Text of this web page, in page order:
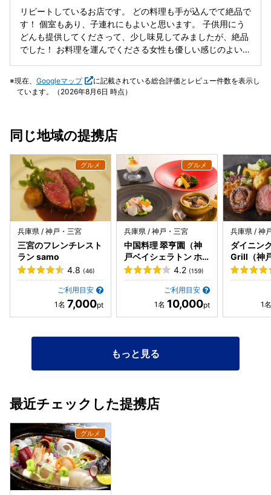
う少し高めな日本酒を置いて欲しいなと思いました。ただ、
総じて満足しており、リピートは間違いないです。
リピートしているお店です。 どの料理も手が込んでて絶品で
す！ 個室もあり、子連れにもよいと思います。 子供用にう
どんも提供してくださって、少し味見してみましたが、絶品
でした！ お料理を運んでくださる女性も優しい感じのよい方
現在、 Googleマップ
に記載されている総合評価とレビュー件数を表示し
ています。（2026年8月6日 時点）
同じ地域の提携店
兵庫県 / 神戸・三宮
三宮のフレンチレスト
ラン samo
4.8 (46)
ご利用目安
7,000
兵庫県 / 神戸・三宮
中国料理 翠亨園（神
戸ベイシェラトン ホ
テル&タワーズ内）
4.2 (159)
ご利用目安
10,000
兵庫県 / 神
ダイニン
Grill（神
トン ホテ
内）
もっと見る
最近チェックした提携店